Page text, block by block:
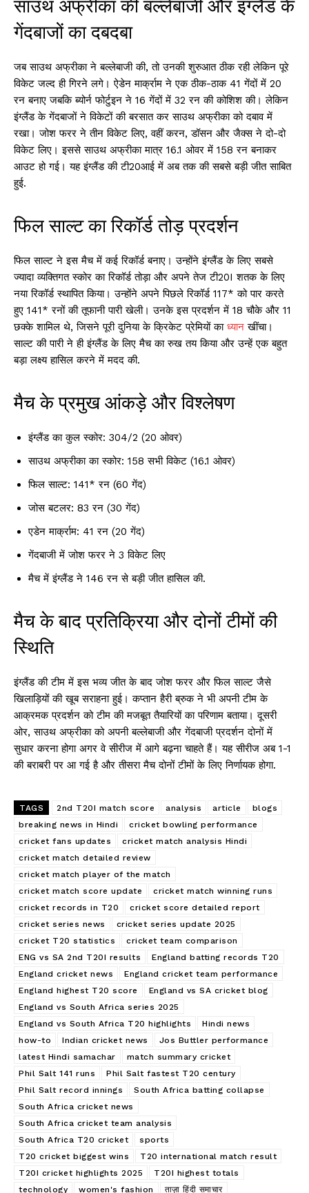
साउथ अफ्रीका की बल्लेबाजी और इंग्लैंड के
गेंदबाजों का दबदबा
जब साउथ अफ्रीका ने बल्लेबाजी की, तो उनकी शुरुआत ठीक रही लेकिन पूरे
विकेट जल्द ही गिरने लगे। ऐडेन मार्क्राम ने एक ठीक-ठाक 41 गेंदों में 20
रन बनाए जबकि ब्योर्न फोर्टुइन ने 16 गेंदों में 32 रन की कोशिश की। लेकिन
इंग्लैंड के गेंदबाजों ने विकेटों की बरसात कर साउथ अफ्रीका को दबाव में
रखा। जोश फरर ने तीन विकेट लिए, वहीं करन, डॉसन और जैक्स ने दो-दो
विकेट लिए। इससे साउथ अफ्रीका मात्र 16.1 ओवर में 158 रन बनाकर
आउट हो गई। यह इंग्लैंड की टी20आई में अब तक की सबसे बड़ी जीत साबित
हुई.
फिल साल्ट का रिकॉर्ड तोड़ प्रदर्शन
फिल साल्ट ने इस मैच में कई रिकॉर्ड बनाए। उन्होंने इंग्लैंड के लिए सबसे
ज्यादा व्यक्तिगत स्कोर का रिकॉर्ड तोड़ा और अपने तेज टी20I शतक के लिए
नया रिकॉर्ड स्थापित किया। उन्होंने अपने पिछले रिकॉर्ड 117* को पार करते
हुए 141* रनों की तूफानी पारी खेली। उनके इस प्रदर्शन में 18 चौके और 11
छक्के शामिल थे, जिसने पूरी दुनिया के क्रिकेट प्रेमियों का ध्यान खींचा।
साल्ट की पारी ने ही इंग्लैंड के लिए मैच का रुख तय किया और उन्हें एक बहुत
बड़ा लक्ष्य हासिल करने में मदद की.
मैच के प्रमुख आंकड़े और विश्लेषण
इंग्लैंड का कुल स्कोर: 304/2 (20 ओवर)
साउथ अफ्रीका का स्कोर: 158 सभी विकेट (16.1 ओवर)
फिल साल्ट: 141* रन (60 गेंद)
जोस बटलर: 83 रन (30 गेंद)
एडेन मार्क्राम: 41 रन (20 गेंद)
गेंदबाजी में जोश फरर ने 3 विकेट लिए
मैच में इंग्लैंड ने 146 रन से बड़ी जीत हासिल की.
मैच के बाद प्रतिक्रिया और दोनों टीमों की
स्थिति
इंग्लैंड की टीम में इस भव्य जीत के बाद जोश फरर और फिल साल्ट जैसे
खिलाड़ियों की खूब सराहना हुई। कप्तान हैरी ब्रुक ने भी अपनी टीम के
आक्रमक प्रदर्शन को टीम की मजबूत तैयारियों का परिणाम बताया। दूसरी
ओर, साउथ अफ्रीका को अपनी बल्लेबाजी और गेंदबाजी प्रदर्शन दोनों में
सुधार करना होगा अगर वे सीरीज में आगे बढ़ना चाहते हैं। यह सीरीज अब 1-1
की बराबरी पर आ गई है और तीसरा मैच दोनों टीमों के लिए निर्णायक होगा.
TAGS 2nd T20I match score analysis article
blogs
breaking news in Hindi
cricket bowling performance
cricket fans updates
cricket match analysis Hindi
cricket match detailed review
cricket match player of the match
cricket match score update
cricket match winning runs
cricket records in T20
cricket score detailed report
cricket series news
cricket series update 2025
cricket T20 statistics
cricket team comparison
ENG vs SA 2nd T20I results
England batting records T20
England cricket news
England cricket team performance
England highest T20 score
England vs SA cricket blog
England vs South Africa series 2025
England vs South Africa T20 highlights
Hindi news
how-to
Indian cricket news
Jos Buttler performance
latest Hindi samachar
match summary cricket
Phil Salt 141 runs
Phil Salt fastest T20 century
Phil Salt record innings
South Africa batting collapse
South Africa cricket news
South Africa cricket team analysis
South Africa T20 cricket
sports
T20 cricket biggest wins
T20 international match result
T20I cricket highlights 2025
T20I highest totals
technology
women's fashion ताज़ा हिंदी समाचार